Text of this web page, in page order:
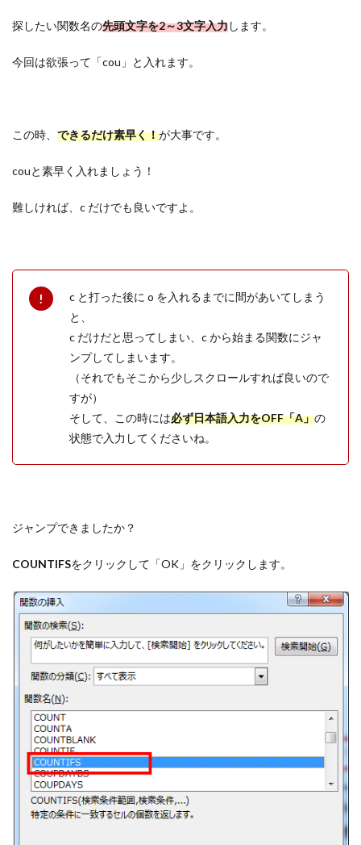
探したい関数名の先頭文字を2～3文字入力します。
今回は欲張って「cou」と入れます。
この時、 できるだけ素早く！が大事です。
couと素早く入れましょう！
難しければ、c だけでも良いですよ。
c と打った後に o を入れるまでに間があいてしまう
と、
c だけだと思ってしまい、c から始まる関数にジャ
ンプしてしまいます。
（それでもそこから少しスクロールすれば良いので
すが）
そして、この時には必ず日本語入力をOFF「A」の
状態で入力してくださいね。
ジャンプできましたか？
COUNTIFSをクリックして「OK」をクリックします。